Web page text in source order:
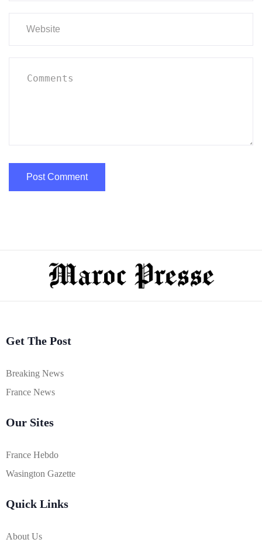
Get The Post
Breaking News
France News
Our Sites
France Hebdo
Wasington Gazette
Quick Links
About Us